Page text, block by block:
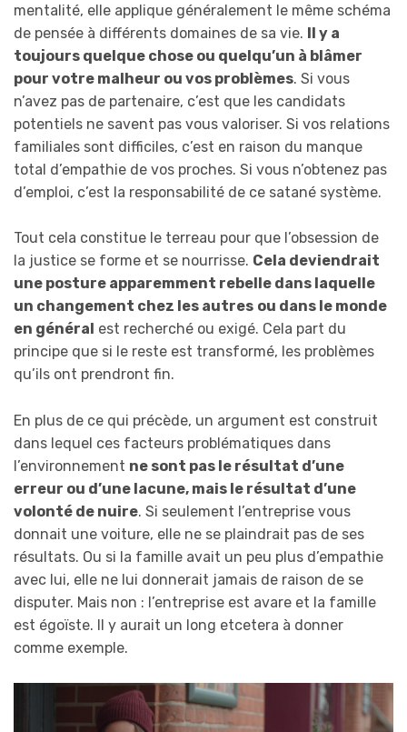
mentalité, elle applique généralement le même schéma
de pensée à différents domaines de sa vie. Il y a
toujours quelque chose ou quelqu’un à blâmer
pour votre malheur ou vos problèmes. Si vous
n’avez pas de partenaire, c’est que les candidats
potentiels ne savent pas vous valoriser. Si vos relations
familiales sont difficiles, c’est en raison du manque
total d’empathie de vos proches. Si vous n’obtenez pas
d’emploi, c’est la responsabilité de ce satané système.
Tout cela constitue le terreau pour que l’obsession de
la justice se forme et se nourrisse. Cela deviendrait
une posture apparemment rebelle dans laquelle
un changement chez les autres ou dans le monde
en général est recherché ou exigé. Cela part du
principe que si le reste est transformé, les problèmes
qu’ils ont prendront fin.
En plus de ce qui précède, un argument est construit
dans lequel ces facteurs problématiques dans
l’environnement ne sont pas le résultat d’une
erreur ou d’une lacune, mais le résultat d’une
volonté de nuire. Si seulement l’entreprise vous
donnait une voiture, elle ne se plaindrait pas de ses
résultats. Ou si la famille avait un peu plus d’empathie
avec lui, elle ne lui donnerait jamais de raison de se
disputer. Mais non : l’entreprise est avare et la famille
est égoïste. Il y aurait un long etcetera à donner
comme exemple.